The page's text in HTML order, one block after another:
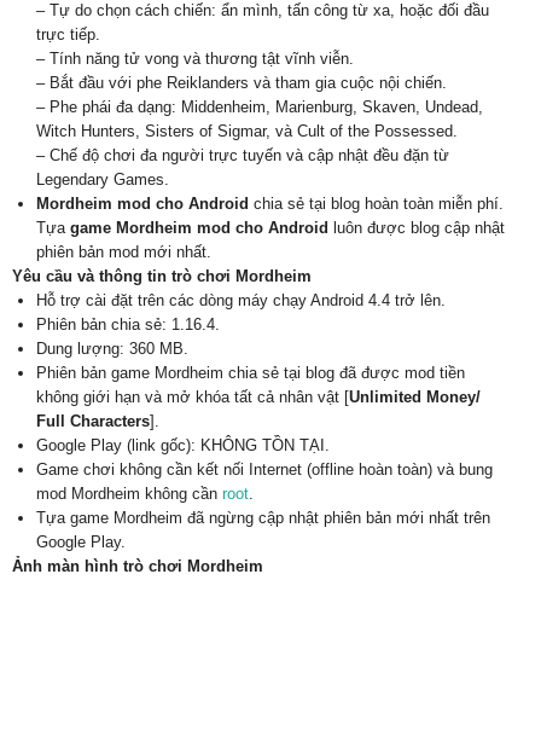
– Tự do chọn cách chiến: ẩn mình, tấn công từ xa, hoặc đối đầu
trực tiếp.
– Tính năng tử vong và thương tật vĩnh viễn.
– Bắt đầu với phe Reiklanders và tham gia cuộc nội chiến.
– Phe phái đa dạng: Middenheim, Marienburg, Skaven, Undead,
Witch Hunters, Sisters of Sigmar, và Cult of the Possessed.
– Chế độ chơi đa người trực tuyến và cập nhật đều đặn từ
Legendary Games.
Mordheim mod cho Android chia sẻ tại blog hoàn toàn miễn phí.
Tựa game Mordheim mod cho Android luôn được blog cập nhật
phiên bản mod mới nhất.
Yêu cầu và thông tin trò chơi Mordheim
Hỗ trợ cài đặt trên các dòng máy chạy Android 4.4 trở lên.
Phiên bản chia sẻ: 1.16.4.
Dung lượng: 360 MB.
Phiên bản game Mordheim chia sẻ tại blog đã được mod tiền
không giới hạn và mở khóa tất cả nhân vật [Unlimited Money/
Full Characters].
Google Play (link gốc): KHÔNG TỒN TẠI.
Game chơi không cần kết nối Internet (offline hoàn toàn) và bung
mod Mordheim không cần root.
Tựa game Mordheim đã ngừng cập nhật phiên bản mới nhất trên
Google Play.
Ảnh màn hình trò chơi Mordheim